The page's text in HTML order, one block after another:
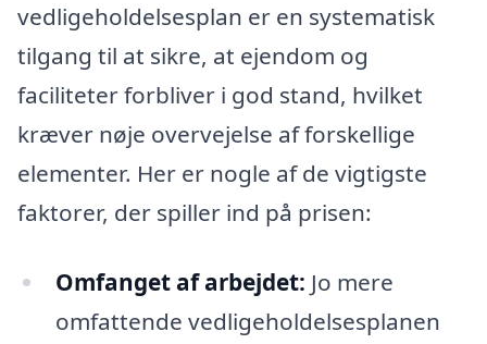
vedligeholdelsesplan er en systematisk
tilgang til at sikre, at ejendom og
faciliteter forbliver i god stand, hvilket
kræver nøje overvejelse af forskellige
elementer. Her er nogle af de vigtigste
faktorer, der spiller ind på prisen:
Omfanget af arbejdet: Jo mere
omfattende vedligeholdelsesplanen